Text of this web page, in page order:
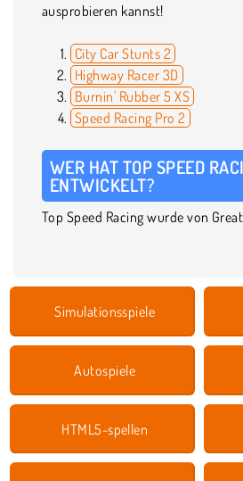
ausprobieren kannst!
City Car Stunts 2
Highway Racer 3D
Burnin' Rubber 5 XS
Speed Racing Pro 2
WER HAT TOP SPEED
ENTWICKELT?
Top Speed Racing wurde von
Simulationsspiele
Autospiele
HTML5-spellen